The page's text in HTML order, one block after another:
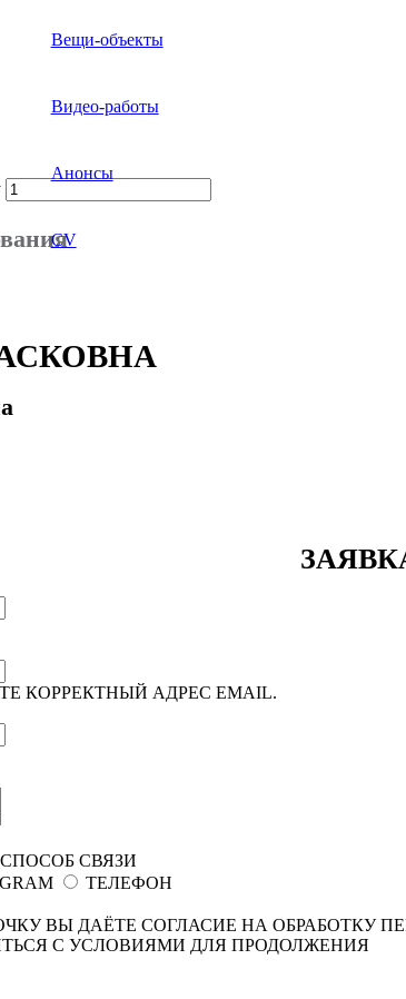
Вещи-объекты
Видео-работы
Анонсы
CV
КОРРЕКТНЫЙ АДРЕС EMAIL.
СВЯЗИ
ТЕЛЕФОН
ВЫ ДАЁТЕ СОГЛАСИЕ НА ОБРАБОТКУ
С УСЛОВИЯМИ ДЛЯ ПРОДОЛЖЕНИЯ